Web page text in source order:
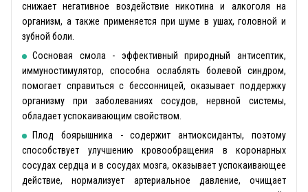
снижает негативное воздействие никотина и алкоголя на
организм, а также применяется при шуме в ушах, головной и
зубной боли.
Сосновая смола - эффективный природный антисептик,
иммуностимулятор, способна ослаблять болевой синдром,
помогает справиться с бессонницей, оказывает поддержку
организму при заболеваниях сосудов, нервной системы,
обладает успокаивающим свойством.
Плод боярышника - содержит антиоксиданты, поэтому
способствует улучшению кровообращения в коронарных
сосудах сердца и в сосудах мозга, оказывает успокаивающее
действие, нормализует артериальное давление, очищает